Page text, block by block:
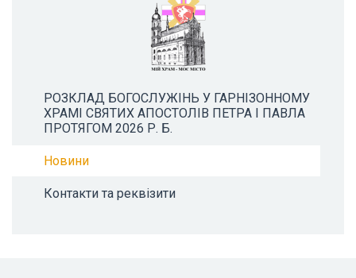
РОЗКЛАД БОГОСЛУЖІНЬ У ГАРНІЗОННОМУ
ХРАМІ СВЯТИХ АПОСТОЛІВ ПЕТРА І ПАВЛА
ПРОТЯГОМ 2026 Р. Б.
Новини
Контакти та реквізити